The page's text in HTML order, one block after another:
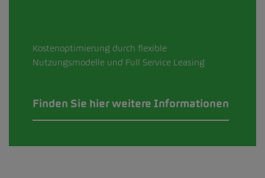
Kostenoptimierung durch flexible
Nutzungsmodelle und Full Service Leasing
Finden Sie hier weitere Informationen